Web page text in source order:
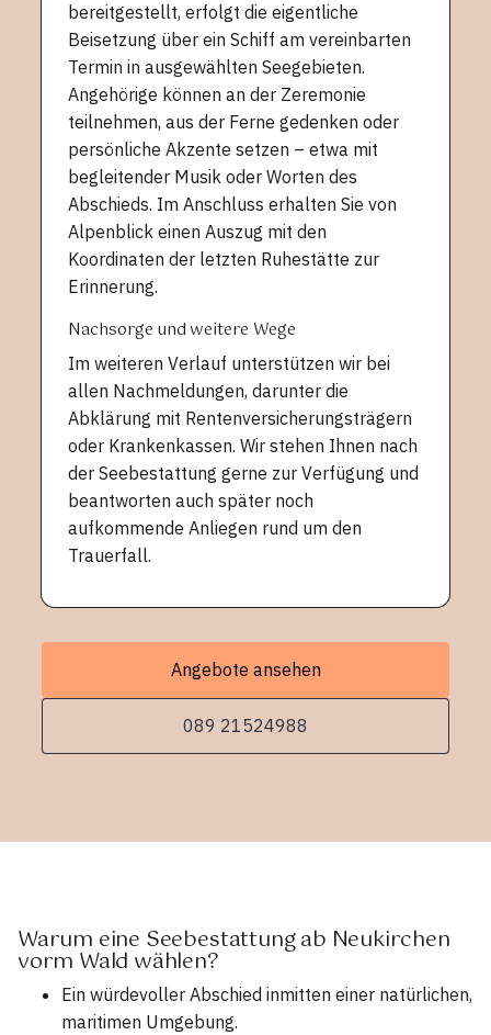
bereitgestellt, erfolgt die eigentliche
Beisetzung über ein Schiff am vereinbarten
Termin in ausgewählten Seegebieten.
Angehörige können an der Zeremonie
teilnehmen, aus der Ferne gedenken oder
persönliche Akzente setzen – etwa mit
begleitender Musik oder Worten des
Abschieds. Im Anschluss erhalten Sie von
Alpenblick einen Auszug mit den
Koordinaten der letzten Ruhestätte zur
Erinnerung.
Nachsorge und weitere Wege
Im weiteren Verlauf unterstützen wir bei
allen Nachmeldungen, darunter die
Abklärung mit Rentenversicherungsträgern
oder Krankenkassen. Wir stehen Ihnen nach
der Seebestattung gerne zur Verfügung und
beantworten auch später noch
aufkommende Anliegen rund um den
Trauerfall.
Angebote ansehen
089 21524988
Warum eine Seebestattung ab Neukirchen
vorm Wald wählen?
Ein würdevoller Abschied inmitten einer natürlichen,
maritimen Umgebung.